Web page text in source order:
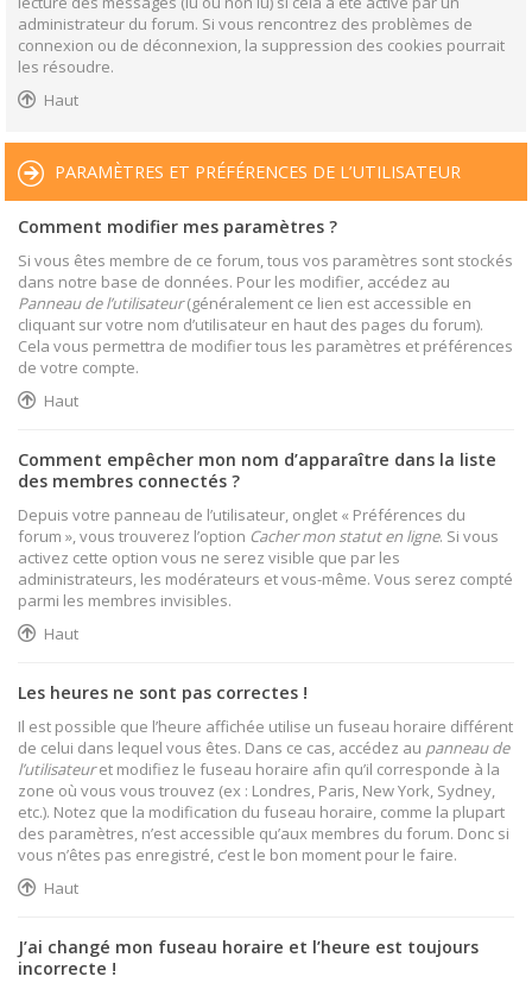
administrateur du forum. Si vous rencontrez des problèmes de
connexion ou de déconnexion, la suppression des cookies pourrait
les résoudre.
Haut
PARAMÈTRES ET PRÉFÉRENCES DE L’UTILISATEUR
Comment modifier mes paramètres ?
Si vous êtes membre de ce forum, tous vos paramètres sont stockés
dans notre base de données. Pour les modifier, accédez au
Panneau de l’utilisateur(généralement ce lien est accessible en
cliquant sur votre nom d’utilisateur en haut des pages du forum).
Cela vous permettra de modifier tous les paramètres et préférences
de votre compte.
Haut
Comment empêcher mon nom d’apparaître dans la liste
des membres connectés ?
Depuis votre panneau de l’utilisateur, onglet « Préférences du
forum », vous trouverez l’option Cacher mon statut en ligne. Si vous
activez cette option vous ne serez visible que par les
administrateurs, les modérateurs et vous-même. Vous serez compté
parmi les membres invisibles.
Haut
Les heures ne sont pas correctes !
Il est possible que l’heure affichée utilise un fuseau horaire différent
de celui dans lequel vous êtes. Dans ce cas, accédez au panneau de
l’utilisateuret modifiez le fuseau horaire afin qu’il corresponde à la
zone où vous vous trouvez (ex : Londres, Paris, New York, Sydney,
etc.). Notez que la modification du fuseau horaire, comme la plupart
des paramètres, n’est accessible qu’aux membres du forum. Donc si
vous n’êtes pas enregistré, c’est le bon moment pour le faire.
Haut
J’ai changé mon fuseau horaire et l’heure est toujours
incorrecte !